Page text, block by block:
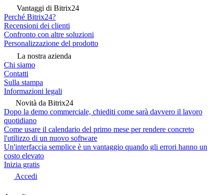
Vantaggi di Bitrix24
Perché Bitrix24?
Recensioni dei clienti
Confronto con altre soluzioni
Personalizzazione del prodotto
La nostra azienda
Chi siamo
Contatti
Sulla stampa
Informazioni legali
Novità da Bitrix24
Dopo la demo commerciale, chiediti come sarà davvero il lavoro
quotidiano
Come usare il calendario del primo mese per rendere concreto
l'utilizzo di un nuovo software
Un'interfaccia semplice è un vantaggio quando gli errori hanno un
costo elevato
Inizia gratis
Accedi